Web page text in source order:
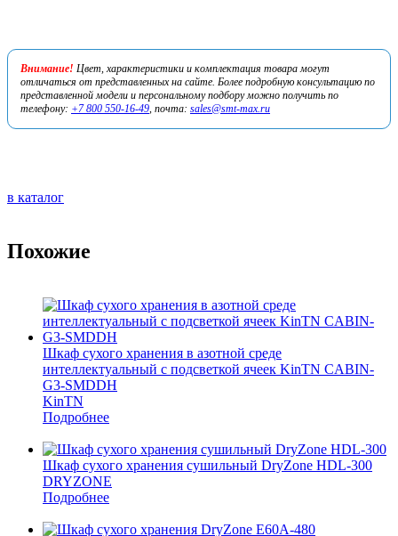
Внимание! Цвет, характеристики и комплектация товара могут
отличаться от представленных на сайте. Более подробную консультацию по
представленной модели и персональному подбору можно получить по
телефону: +7 800 550-16-49, почта: sales@smt-max.ru
в каталог
Похожие
Шкаф сухого хранения в азотной среде
интеллектуальный с подсветкой ячеек KinTN CABIN-
G3-SMDDH
KinTN
Подробнее
Шкаф сухого хранения сушильный DryZone HDL-300
DRYZONE
Подробнее